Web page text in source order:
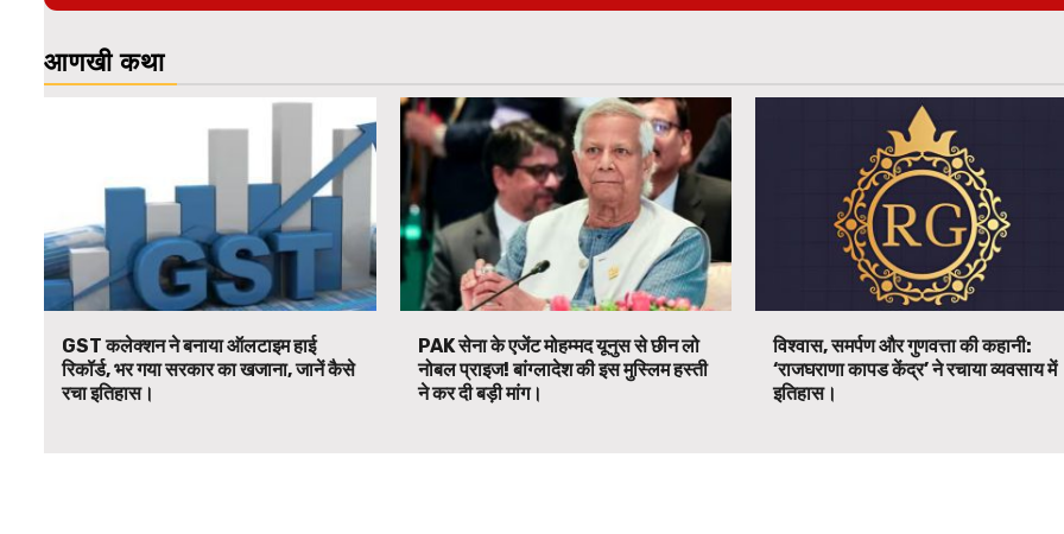
आणखी कथा
GST कलेक्शन ने बनाया ऑलटाइम हाई
रिकॉर्ड, भर गया सरकार का खजाना, जानें कैसे
रचा इतिहास।
PAK सेना के एजेंट मोहम्मद यूनुस से छीन लो
नोबल प्राइज! बांग्लादेश की इस मुस्लिम हस्ती
ने कर दी बड़ी मांग।
विश्वास, समर्पण और गुणवत्ता की कहानी:
‘राजघराणा कापड केंद्र’ ने रचाया व्यवसाय में
इतिहास।